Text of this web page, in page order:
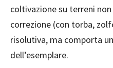
coltivazione su terreni
correzione (con torba,
risolutiva, ma comporta
dell’esemplare.